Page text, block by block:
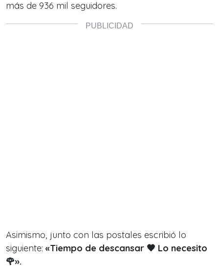
más de 936 mil seguidores.
Asimismo, junto con las postales escribió lo
siguiente: «Tiempo de descansar 🖤 Lo necesito
🌹».